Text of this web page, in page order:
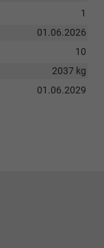
1
01.06.2026
10
2037 kg
01.06.2029